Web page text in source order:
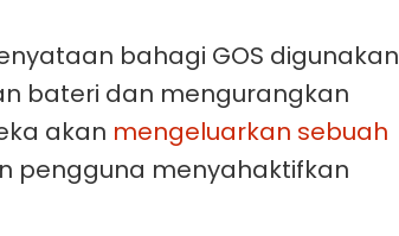
bahagi GOS digunakan
bateri dan mengurangkan
akan mengeluarkan sebuah
pengguna menyahaktifkan